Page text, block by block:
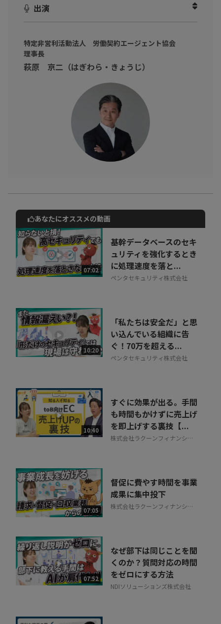
ただきました。
いビジネスパーソン の方へ、
ワークリテラシーを学び、自身の理想の働き方を考えて、手に入
れてみませんか？
出演
特定非営利活動法人 労働契約エージェント協会
理事長
萩原 京二（はぎわら・きょうじ）
動画でご紹介しているサービスについて
お気軽にご相談・ご質問いただけます！
30秒でお申し込み可能
相談を希望する 無料
あなたにオススメの動画
07:02
基幹データベースのセキ
ュリティを強化するとき
に処理速度を落と...
ペンタセキュリティ株式会社
10:20
「私たちは安全だ」と思
い込んでいる組織に告
ぐ！70万を超える...
ペンタセキュリティ株式会社
10:40
すぐに効果が出る。手間
も時間もかけずに売上げ
を即上げする裏技【...
株式会社ラクーンフィナンシャ
07:05
督促に費やす時間を事業
成果に集中投下
株式会社ラクーンフィナンシャ
07:52
なぜ部下は同じことを聞
くのか？質問対応の時間
をゼロにする方法
NDIソリューションズ株式会社